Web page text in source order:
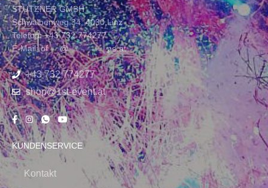
STÜTZNER GMBH
Schwalbenweg 34, 4030 Linz
Telefon: +43 732 774277
E-Mail:of****@*************pe.at
+43 732 774277
shop@1st-event.at
KUNDENSERVICE
Kontakt